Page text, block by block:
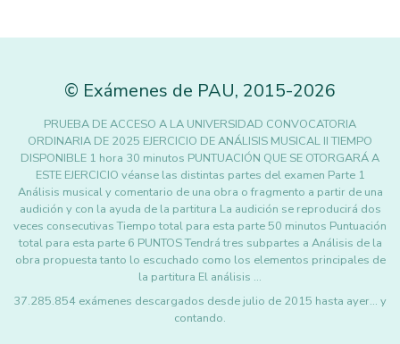
© Exámenes de PAU, 2015-2026
PRUEBA DE ACCESO A LA UNIVERSIDAD CONVOCATORIA
ORDINARIA DE 2025 EJERCICIO DE ANÁLISIS MUSICAL II TIEMPO
DISPONIBLE 1 hora 30 minutos PUNTUACIÓN QUE SE OTORGARÁ A
ESTE EJERCICIO véanse las distintas partes del examen Parte 1
Análisis musical y comentario de una obra o fragmento a partir de una
audición y con la ayuda de la partitura La audición se reproducirá dos
veces consecutivas Tiempo total para esta parte 50 minutos Puntuación
total para esta parte 6 PUNTOS Tendrá tres subpartes a Análisis de la
obra propuesta tanto lo escuchado como los elementos principales de
la partitura El análisis …
37.285.854 exámenes descargados desde julio de 2015 hasta ayer... y
contando.